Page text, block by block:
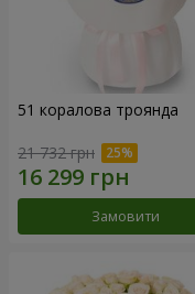
51 коралова троянда
21 732 грн
Замовити